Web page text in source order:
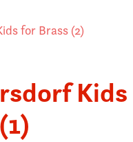
for Brass (2)